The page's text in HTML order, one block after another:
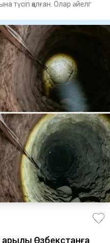
түсіп қалған. Олар әйелг
Өзбекстанға